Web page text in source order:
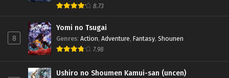
8.73
8
Yomi no Tsugai
Genres: Action, Adventure, Fantasy, Shounen
7.98
Ushiro no Shoumen Kamui-san (uncen)